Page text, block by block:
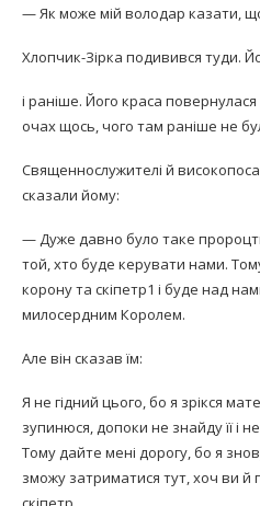
— Як може мій володар казати,
Хлопчик-Зірка подивився туди.
і раніше. Його краса
очах щось, чого там раніше не
Священнослужителі й
сказали йому:
— Дуже давно було таке
той, хто буде керувати нами.
корону та скіпетр1 і буде над
милосердним Королем.
Але він сказав їм:
Я не гідний цього, бо я зрікся
зупинюся, допоки не знайду її і
Тому дайте мені дорогу, бо я
зможу затриматися тут, хоч ви й